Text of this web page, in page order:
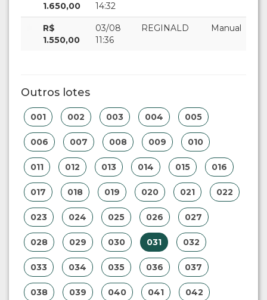
1.650,00
14:32
R$
1.550,00
03/08
11:36
REGINALD Manual
Outros lotes
001 002 003 004 005
006 007 008 009 010
011 012 013 014 015 016
017 018 019 020 021 022
023 024 025 026 027
028 029 030 031 032
033 034 035 036 037
038 039 040 041 042